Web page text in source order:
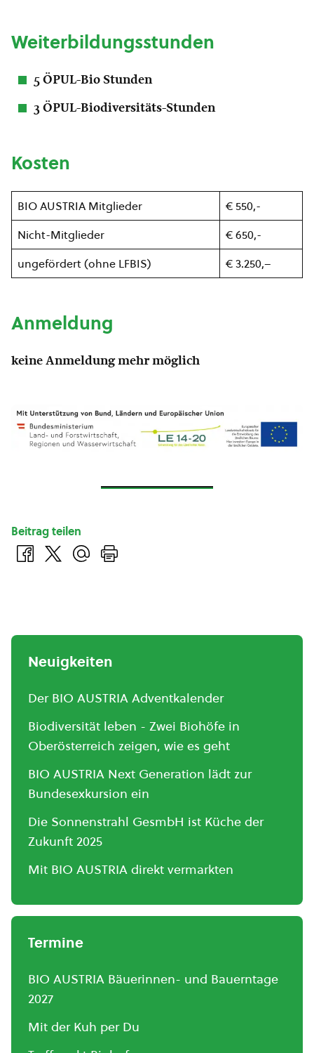
Weiterbildungsstunden
5 ÖPUL-Bio Stunden
3 ÖPUL-Biodiversitäts-Stunden
Kosten
BIO AUSTRIA Mitglieder
€ 550,-
Nicht-Mitglieder
€ 650,-
ungefördert (ohne LFBIS)
€ 3.250,–
Anmeldung
keine Anmeldung mehr möglich
Beitrag teilen
Neuigkeiten
Der BIO AUSTRIA Adventkalender
Biodiversität leben - Zwei Biohöfe in
Oberösterreich zeigen, wie es geht
BIO AUSTRIA Next Generation lädt zur
Bundesexkursion ein
Die Sonnenstrahl GesmbH ist Küche der
Zukunft 2025
Mit BIO AUSTRIA direkt vermarkten
Termine
BIO AUSTRIA Bäuerinnen- und Bauerntage
2027
Mit der Kuh per Du